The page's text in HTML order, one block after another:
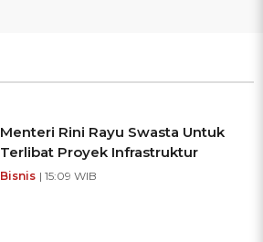
Menteri Rini Rayu Swasta Untuk
Terlibat Proyek Infrastruktur
Bisnis | 15:09 WIB